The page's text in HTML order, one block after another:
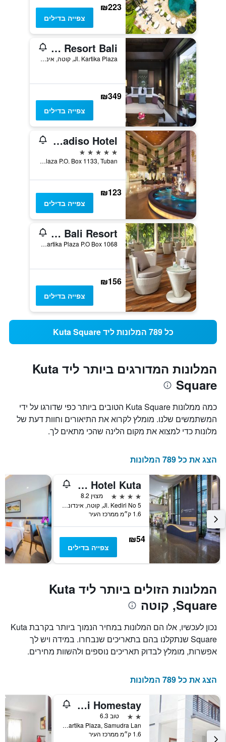
₪223
צפייה בדילים
The Anvaya Beach Resort Bali
Jl. Kartika Plaza, קוטה, אינדונזיה
₪349
צפייה בדילים
Kuta Paradiso Hotel
5 כוכבים
Jl. Kartika Plaza P.O. Box 1133, Tuban, קוטה, אינדונזיה
₪123
צפייה בדילים
Bintang Bali Resort
Jl Kartika Plaza P.O Box 1068, קוטה, אינדונזיה
₪156
צפייה בדילים
כל 789 המלונות ליד Kuta Square
המלונות המדורגים ביותר ליד Kuta
Square
כמה ממלונות Kuta Square הטובים ביותר כפי שדורגו על ידי
המשתמשים שלנו. מומלץ לקרוא את התיאורים וחוות דעת של
מלונות כדי למצוא את מקום הלינה שהכי מתאים לך.
הצג את כל 789 המלונות
Famous Hotel Kuta
4 כוכבים
מצוין 8.2
Jl. Kediri No 5, קוטה, אינדונזיה
1.6 ק״מ ממרכז העיר
₪54
צפייה בדילים
המלונות הזולים ביותר ליד Kuta
Square, קוטה
נכון לעכשיו, אלו הם המלונות במחיר הנמוך ביותר בקרבת Kuta
Square שנתקלנו בהם בתאריכים שנבחרו. במידה ויש לך
אפשרות, מומלץ לבדוק תאריכים נוספים ולהשוות מחירים.
הצג את כל 789 המלונות
Swandewi Homestay
2 כוכבים
טוב 6.3
Jl. Kartika Plaza, Samudra Lan, קוטה, אינדונזיה
1.6 ק״מ ממרכז העיר